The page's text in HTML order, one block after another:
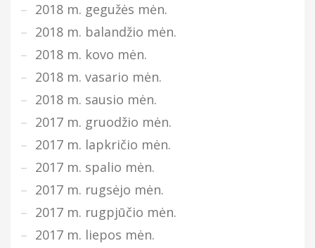
2018 m. gegužės mėn.
2018 m. balandžio mėn.
2018 m. kovo mėn.
2018 m. vasario mėn.
2018 m. sausio mėn.
2017 m. gruodžio mėn.
2017 m. lapkričio mėn.
2017 m. spalio mėn.
2017 m. rugsėjo mėn.
2017 m. rugpjūčio mėn.
2017 m. liepos mėn.